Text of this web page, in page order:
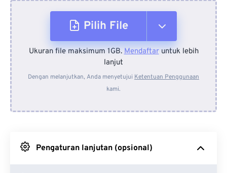
Pilih File
Dari Perangkat
Dari Dropbox
Ukuran file maksimum 1GB.Mendaftaruntuk lebih
lanjut
Dengan melanjutkan, Anda menyetujui Ketentuan Penggunaan
kami.
Pengaturan lanjutan (opsional)